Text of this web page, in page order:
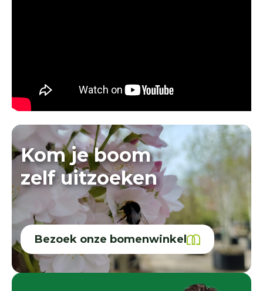
Kom je boom
zelf uitzoeken
Bezoek onze bomenwinkel